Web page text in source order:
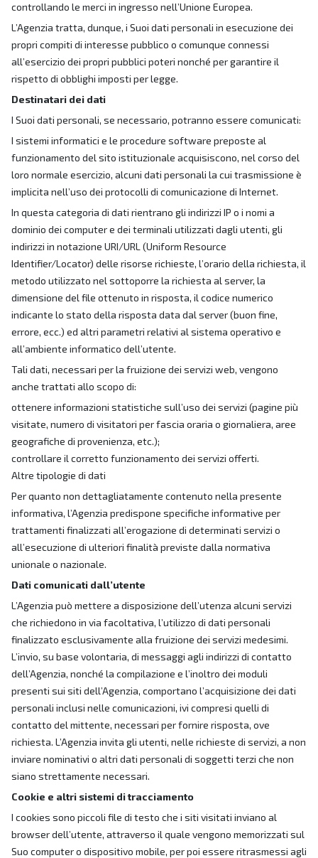
controllando le merci in ingresso nell’Unione Europea.
L’Agenzia tratta, dunque, i Suoi dati personali in esecuzione dei
propri compiti di interesse pubblico o comunque connessi
all’esercizio dei propri pubblici poteri nonché per garantire il
rispetto di obblighi imposti per legge.
Destinatari dei dati
I Suoi dati personali, se necessario, potranno essere comunicati:
I sistemi informatici e le procedure software preposte al
funzionamento del sito istituzionale acquisiscono, nel corso del
loro normale esercizio, alcuni dati personali la cui trasmissione è
implicita nell’uso dei protocolli di comunicazione di Internet.
In questa categoria di dati rientrano gli indirizzi IP o i nomi a
dominio dei computer e dei terminali utilizzati dagli utenti, gli
indirizzi in notazione URI/URL (Uniform Resource
Identifier/Locator) delle risorse richieste, l’orario della richiesta, il
metodo utilizzato nel sottoporre la richiesta al server, la
dimensione del file ottenuto in risposta, il codice numerico
indicante lo stato della risposta data dal server (buon fine,
errore, ecc.) ed altri parametri relativi al sistema operativo e
all’ambiente informatico dell’utente.
Tali dati, necessari per la fruizione dei servizi web, vengono
anche trattati allo scopo di:
ottenere informazioni statistiche sull’uso dei servizi (pagine più
visitate, numero di visitatori per fascia oraria o giornaliera, aree
geografiche di provenienza, etc.);
controllare il corretto funzionamento dei servizi offerti.
Altre tipologie di dati
Per quanto non dettagliatamente contenuto nella presente
informativa, l’Agenzia predispone specifiche informative per
trattamenti finalizzati all’erogazione di determinati servizi o
all’esecuzione di ulteriori finalità previste dalla normativa
unionale o nazionale.
Dati comunicati dall’utente
L’Agenzia può mettere a disposizione dell’utenza alcuni servizi
che richiedono in via facoltativa, l’utilizzo di dati personali
finalizzato esclusivamente alla fruizione dei servizi medesimi.
L’invio, su base volontaria, di messaggi agli indirizzi di contatto
dell’Agenzia, nonché la compilazione e l’inoltro dei moduli
presenti sui siti dell’Agenzia, comportano l’acquisizione dei dati
personali inclusi nelle comunicazioni, ivi compresi quelli di
contatto del mittente, necessari per fornire risposta, ove
richiesta. L’Agenzia invita gli utenti, nelle richieste di servizi, a non
inviare nominativi o altri dati personali di soggetti terzi che non
siano strettamente necessari.
Cookie e altri sistemi di tracciamento
I cookies sono piccoli file di testo che i siti visitati inviano al
browser dell’utente, attraverso il quale vengono memorizzati sul
Suo computer o dispositivo mobile, per poi essere ritrasmessi agli